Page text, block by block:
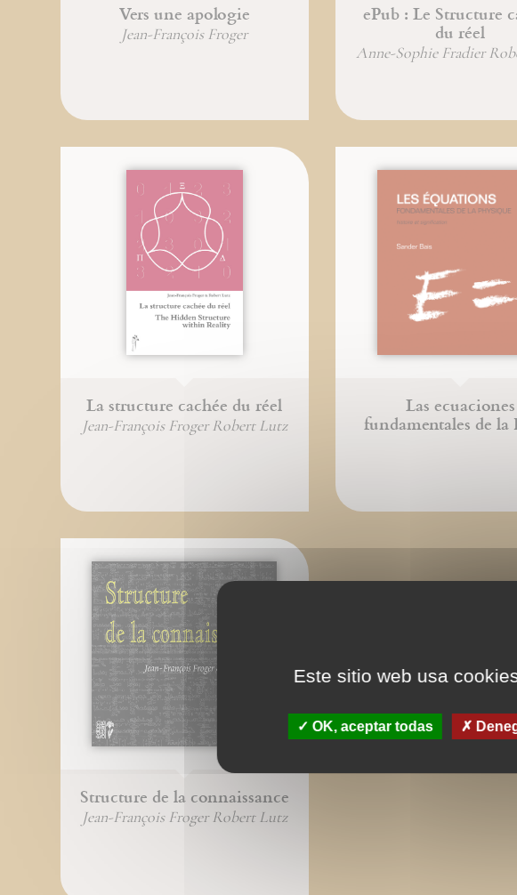
Vers une apologie
Jean-François Froger
ePub : Le Structure
du réel
Anne-Sophie Fradier
La structure cachée du réel
Jean-François Froger Robert Lutz
Las ecuaciones
fundamentales de la
Structure de la connaissance
Jean-François Froger Robert Lutz
Este sitio web usa
OK, aceptar todas